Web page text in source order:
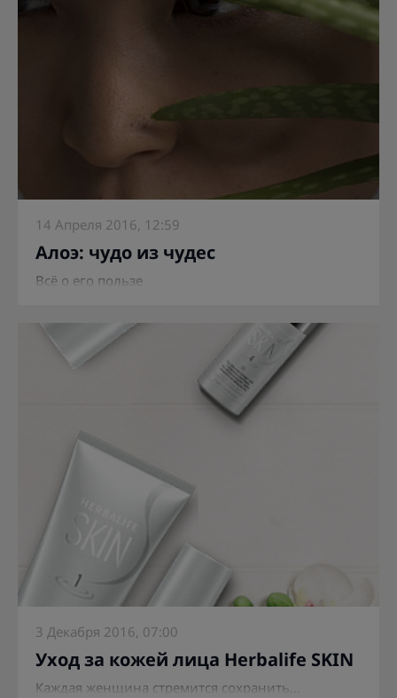
14 Апреля 2016, 12:59
Алоэ: чудо из чудес
Всё о его пользе
3 Декабря 2016, 07:00
Уход за кожей лица Herbalife SKIN
Каждая женщина стремится сохранить...